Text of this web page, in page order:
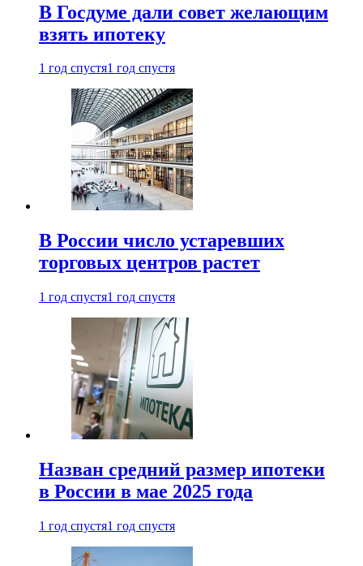
В Госдуме дали совет желающим
взять ипотеку
1 год спустя1 год спустя
В России число устаревших
торговых центров растет
1 год спустя1 год спустя
Назван средний размер ипотеки
в России в мае 2025 года
1 год спустя1 год спустя